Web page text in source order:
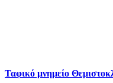
Ταφικό μνημείο